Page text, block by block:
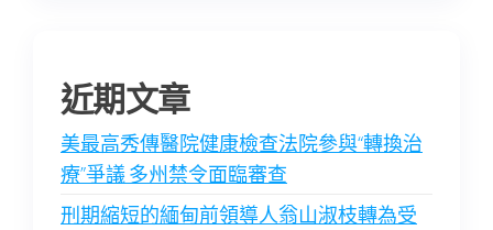
近期文章
美最高秀傳醫院健康檢查法院參與“轉換治
療”爭議 多州禁令面臨審查
刑期縮短的緬甸前領導人翁山淑枝轉為受